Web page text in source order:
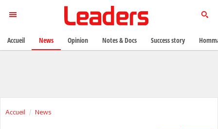
Accueil News
Accueil News Opinion Notes & Docs Success story